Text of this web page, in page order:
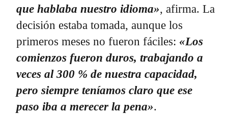
que hablaba nuestro idioma», afirma. La
decisión estaba tomada, aunque los
primeros meses no fueron fáciles: «Los
comienzos fueron duros, trabajando a
veces al 300 % de nuestra capacidad,
pero siempre teníamos claro que ese
paso iba a merecer la pena».